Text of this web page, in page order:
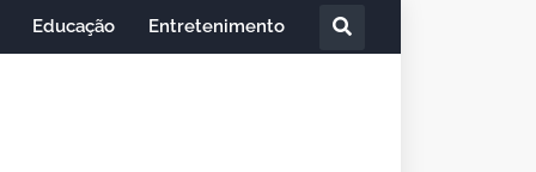
Educação Entretenimento